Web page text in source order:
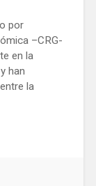
por
–CRG-
en la
han
la